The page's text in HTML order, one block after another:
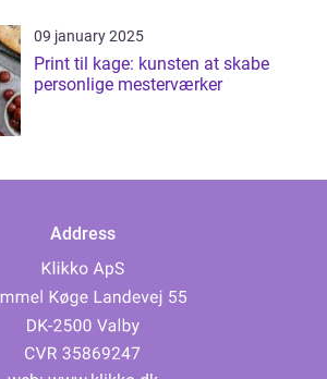
09 january 2025
Print til kage: kunsten at skabe
personlige mesterværker
Address